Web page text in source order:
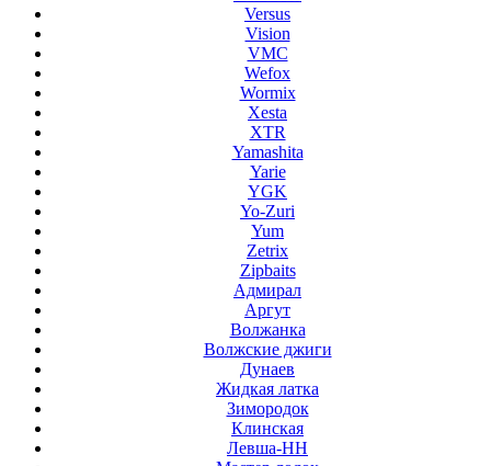
Versus
Vision
VMC
Wefox
Wormix
Xesta
XTR
Yamashita
Yarie
YGK
Yo-Zuri
Yum
Zetrix
Zipbaits
Адмирал
Аргут
Волжанка
Волжские джиги
Дунаев
Жидкая латка
Зимородок
Клинская
Левша-НН